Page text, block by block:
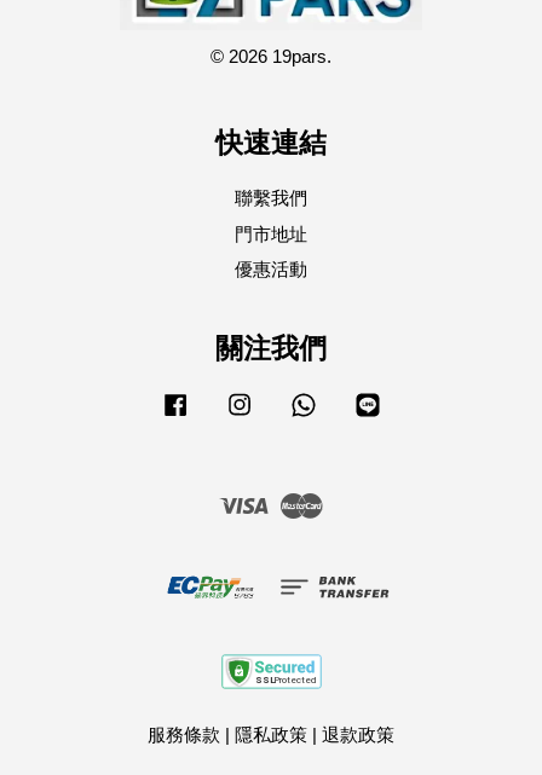
© 2026 19pars.
快速連結
聯繫我們
門市地址
優惠活動
關注我們
Facebook Instagram Whatsapp
Visa
服務條款 | 隱私政策 | 退款政策